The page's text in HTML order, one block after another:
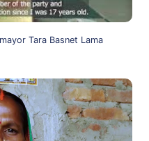
Tara Basnet Lama